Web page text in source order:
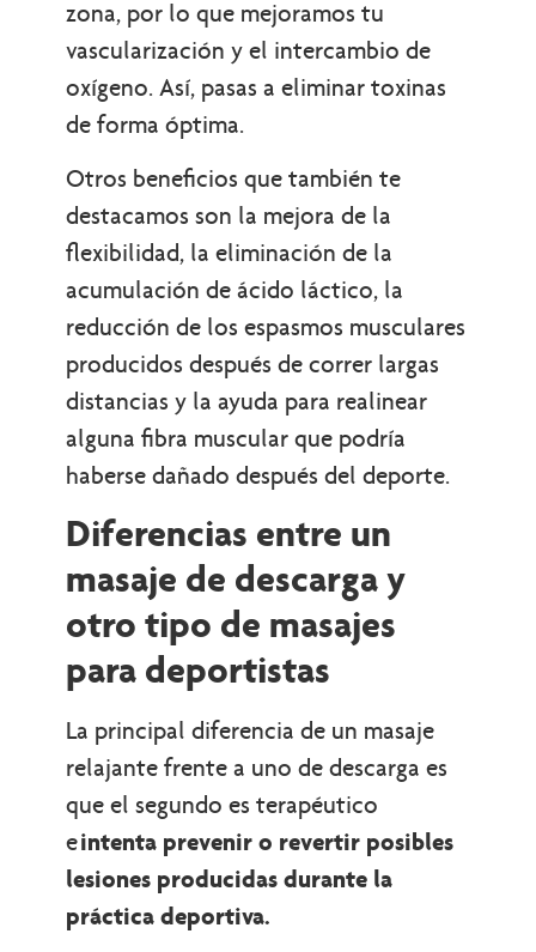
zona, por lo que mejoramos tu
vascularización y el intercambio de
oxígeno. Así, pasas a eliminar toxinas
de forma óptima.
Otros beneficios que también te
destacamos son la mejora de la
flexibilidad, la eliminación de la
acumulación de ácido láctico, la
reducción de los espasmos musculares
producidos después de correr largas
distancias y la ayuda para realinear
alguna fibra muscular que podría
haberse dañado después del deporte.
Diferencias entre un
masaje de descarga y
otro tipo de masajes
para deportistas
La principal diferencia de un masaje
relajante frente a uno de descarga es
que el segundo es terapéutico
eintenta prevenir o revertir posibles
lesiones producidas durante la
práctica deportiva.